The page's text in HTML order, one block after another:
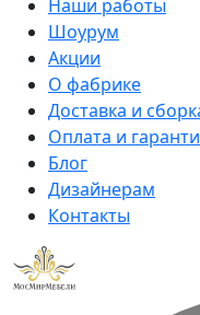
Наши работы
Шоурум
Акции
О фабрике
Доставка и
Оплата и
Блог
Дизайнерам
Контакты